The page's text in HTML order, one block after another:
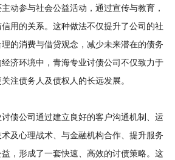
参与社会公益活动，通过宣传与教育，
用的关系。这种做法不仅提升了公司的社
的消费与借贷观念，减少未来潜在的债务
济环境中，青海专业讨债公司不仅致力于
注债务人及债权人的长远发展。
公司通过建立良好的客户沟通机制、运
及心理战术、与金融机构合作、提升服务
，形成了一套快速、高效的讨债策略。这